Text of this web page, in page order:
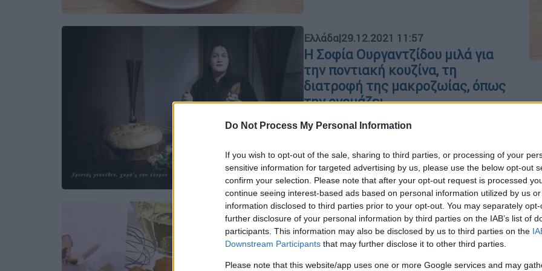
Do Not Process My Personal Information
If you wish to opt-out of the sale, sharing to third parties, or processing of your
sensitive information for targeted advertising by us, please use the below opt-out
confirm your selection. Please note that after your opt-out request is processed
continue seeing interest-based ads based on personal information utilized by us
information disclosed to third parties prior to your opt-out. You may separately
further disclosure of your personal information by third parties on the IAB’s list of
participants. This information may also be disclosed by us to third parties on the
Downstream Participants that may further disclose it to other third parties.
Please note that this website/app uses one or more Google services and may
Ελλάδα|29.12.2021 11:57
Η Σοφία Ουργαντζίδου μιλά για
την ποντιακή κουζίνα, τη
διατροφή της μακροζωίας, όπως
την ονομάζει
«Ρίζα μ'» λέγεται το βιβλίο της για
θα παρουσιάσει μόλις το επιτρέψουν
οι υγειονομικές συνθήκες